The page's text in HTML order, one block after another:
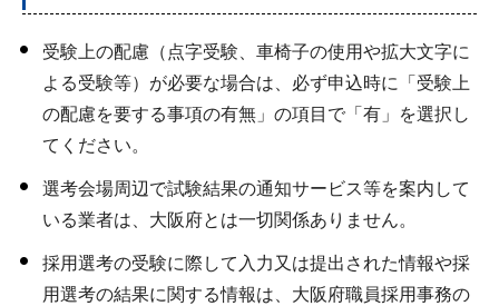
受験上の配慮（点字受験、車椅子の使用や拡大文字に
よる受験等）が必要な場合は、必ず申込時に「受験上
の配慮を要する事項の有無」の項目で「有」を選択し
てください。
選考会場周辺で試験結果の通知サービス等を案内して
いる業者は、大阪府とは一切関係ありません。
採用選考の受験に際して入力又は提出された情報や採
用選考の結果に関する情報は、大阪府職員採用事務の